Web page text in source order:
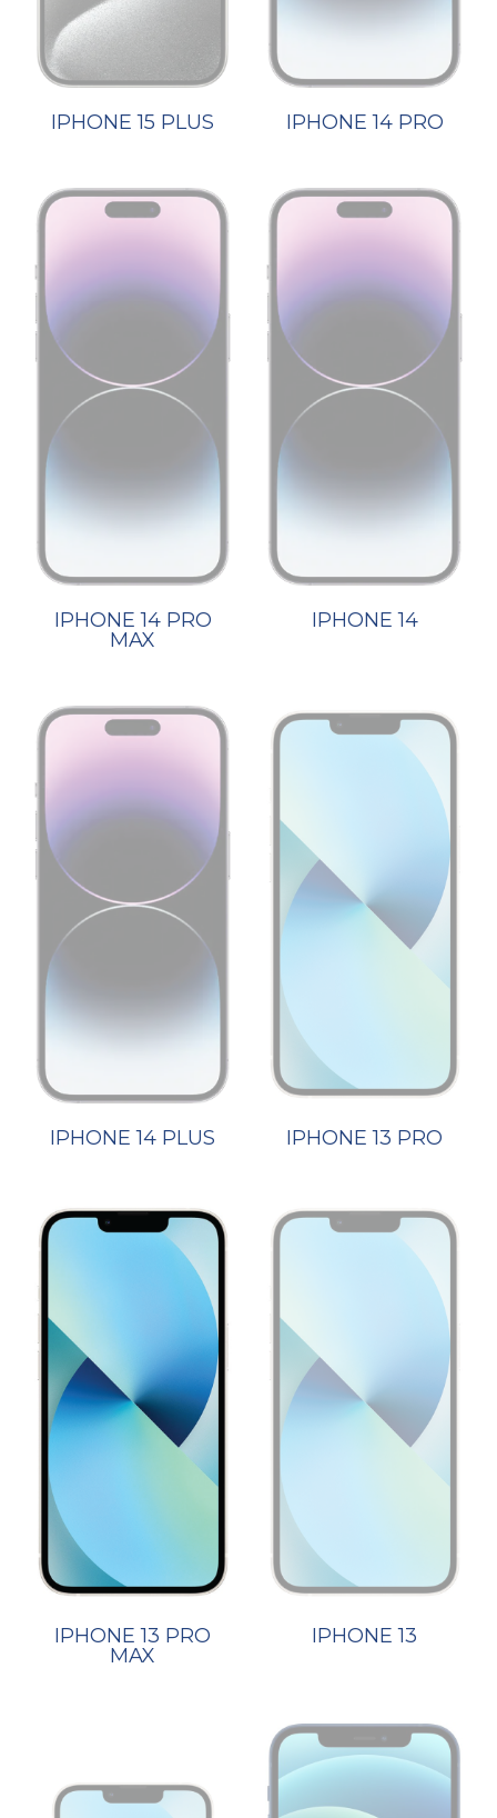
IPHONE 15 PLUS IPHONE 14 PRO
IPHONE 14 PRO
MAX
IPHONE 14
IPHONE 14 PLUS IPHONE 13 PRO
IPHONE 13 PRO
MAX
IPHONE 13